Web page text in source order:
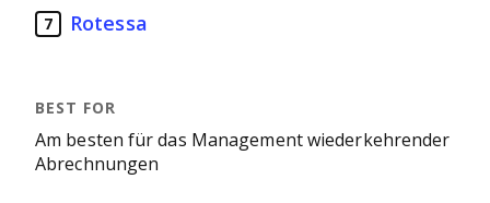
7 Rotessa
Am besten für das Management wiederkehrender
Abrechnungen